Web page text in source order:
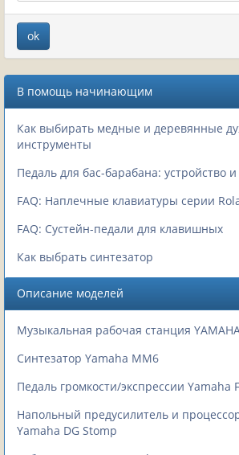
В помощь начинающим
Как выбирать медные и деревянные
инструменты
Педаль для бас-барабана: устройство
FAQ: Наплечные клавиатуры серии
FAQ: Сустейн-педали для клавишных
Как выбрать синтезатор
Описание моделей
Музыкальная рабочая станция
Синтезатор Yamaha MM6
Педаль громкости/экспрессии Yamaha
Напольный предусилитель и
Yamaha DG Stomp